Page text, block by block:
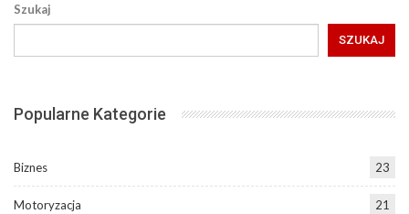
Szukaj
SZUKAJ
Popularne Kategorie
Biznes 23
Motoryzacja 21